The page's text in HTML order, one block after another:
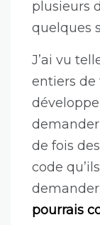
J’ai vu un
libre et
décréta
a coûté à
plusieurs
quelques